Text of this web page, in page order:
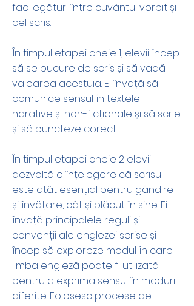
fac legături între cuvântul vorbit și
cel scris.
În timpul etapei cheie 1, elevii încep
să se bucure de scris și să vadă
valoarea acestuia. Ei învață să
comunice sensul în textele
narative și non-ficționale și să scrie
și să puncteze corect.
În timpul etapei cheie 2 elevii
dezvoltă o înțelegere că scrisul
este atât esențial pentru gândire
și învățare, cât și plăcut în sine. Ei
învață principalele reguli și
convenții ale englezei scrise și
încep să exploreze modul în care
limba engleză poate fi utilizată
pentru a exprima sensul în moduri
diferite. Folosesc procese de